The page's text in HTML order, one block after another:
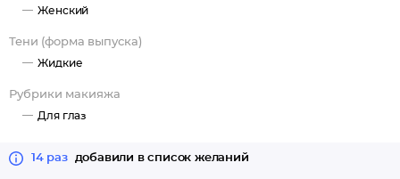
Женский
Тени (форма выпуска)
Жидкие
Рубрики макияжа
Для глаз
14 раз добавили в список желаний